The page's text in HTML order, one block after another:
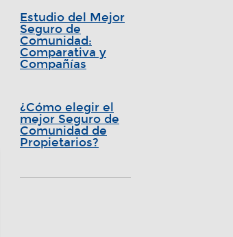
Estudio del Mejor
Seguro de
Comunidad:
Comparativa y
Compañías
¿Cómo elegir el
mejor Seguro de
Comunidad de
Propietarios?